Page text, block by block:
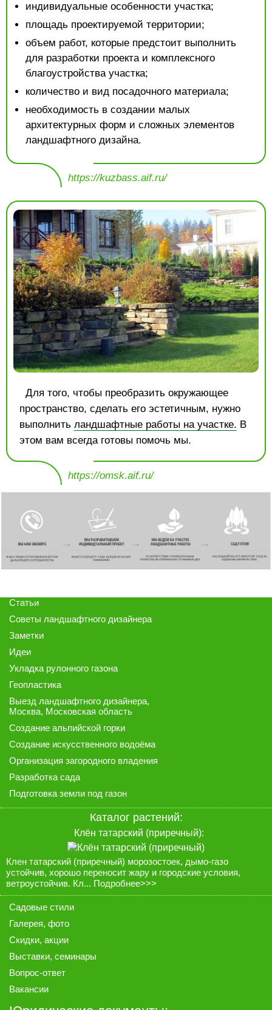
индивидуальные особенности участка;
площадь проектируемой территории;
объем работ, которые предстоит выполнить
для разработки проекта и комплексного
благоустройства участка;
количество и вид посадочного материала;
необходимость в создании малых
архитектурных форм и сложных элементов
ландшафтного дизайна.
https://kuzbass.aif.ru/
Для того, чтобы преобразить окружающее
пространство, сделать его эстетичным, нужно
выполнить ландшафтные работы на участке. В
этом вам всегда готовы помочь мы.
https://omsk.aif.ru/
Статьи
Советы ландшафтного дизайнера
Заметки
Идеи
Укладка рулонного газона
Геопластика
Выезд ландшафтного дизайнера,
Москва, Московская область
Создание альпийской горки
Создание искусственного водоёма
Организация загородного владения
Разработка сада
Подготовка земли под газон
Каталог растений:
Клён татарский (приречный):
Клен татарский (приречный) морозостоек, дымо-газо
устойчив, хорошо переносит жару и городские условия,
ветроустойчив. Кл... Подробнее>>>
Садовые стили
Галерея, фото
Скидки, акции
Выставки, семинары
Вопрос-ответ
Вакансии